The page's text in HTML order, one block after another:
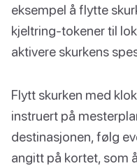
eksempel å flytte
kjeltring-tokener til
aktivere skurkens
Flytt skurken med
instruert på
destinasjonen, følg
angitt på kortet, som